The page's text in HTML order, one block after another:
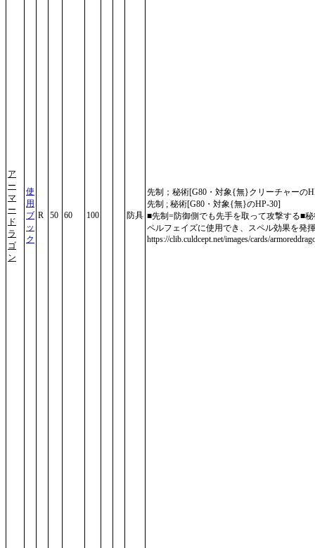
ア
ー
マ
ー
ド
ラ
ゴ
ン
使
用
ブ
ッ
ク
R 50 60 100 防具
先制；秘術[G80・対象{無}クリーチャーの
先制 ; 秘術[G80・対象{無}のHP-30]
■先制=防御側でも先手を取って攻撃する■
ペルフェイズに使用でき、スペル効果を発
https://clib.culdcept.net/images/cards/